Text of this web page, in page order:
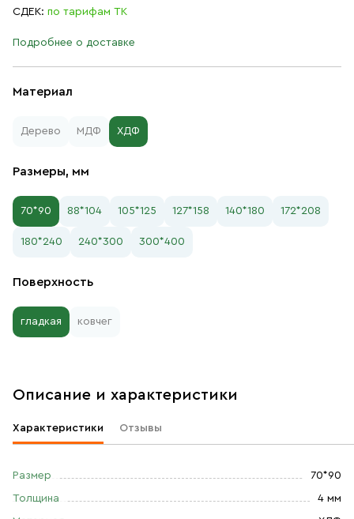
Материал
Дерево МДФ ХДФ
Размеры, мм
70*90 88*104 105*125 127*158 140*180 172*208
180*240 240*300 300*400
Поверхность
гладкая ковчег
СДЕК: по тарифам ТК
Подробнее о доставке
Описание и характеристики
Характеристики Отзывы
Размер 70*90
Толщина 4 мм